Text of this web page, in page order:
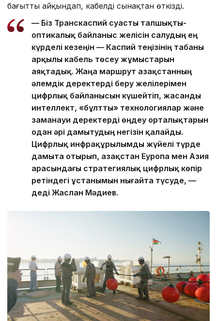
бағытты айқындап, кабелді сынақтан өткізді.
— Біз Транскаспий суасты талшықты-
оптикалық байланыс желісін салудың ең
күрделі кезеңін — Каспий теңізінің табаны
арқылы кабель төсеу жұмыстарын
аяқтадық. Жаңа маршрут Қазақстанның
әлемдік деректерді беру желілерімен
цифрлық байланысын күшейтіп, жасанды
интеллект, «бұлтты» технологиялар және
заманауи деректерді өңдеу орталықтарын
одан әрі дамытудың негізін қалайды.
Цифрлық инфрақұрылымды жүйелі түрде
дамыта отырып, Қазақстан Еуропа мен Азия
арасындағы стратегиялық цифрлық көпір
ретіндегі ұстанымын нығайта түсуде, —
деді Жаслан Мәдиев.